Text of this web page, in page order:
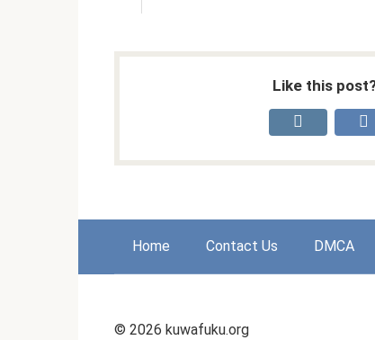
Like this
Home Contact Us DMCA
© 2026 kuwafuku.org